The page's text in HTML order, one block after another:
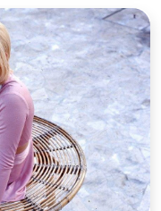
Guarda video